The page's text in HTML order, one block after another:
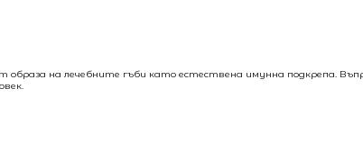
образа на лечебните гъби като естествена имунна подкрепа.